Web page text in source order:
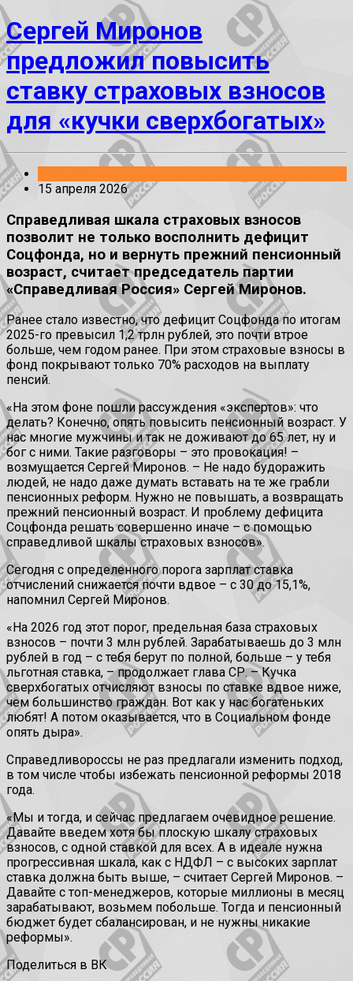
Сергей Миронов
предложил повысить
ставку страховых взносов
для «кучки сверхбогатых»
15 апреля 2026
Справедливая шкала страховых взносов
позволит не только восполнить дефицит
Соцфонда, но и вернуть прежний пенсионный
возраст, считает председатель партии
«Справедливая Россия» Сергей Миронов.
Ранее стало известно, что дефицит Соцфонда по итогам
2025-го превысил 1,2 трлн рублей, это почти втрое
больше, чем годом ранее. При этом страховые взносы в
фонд покрывают только 70% расходов на выплату
пенсий.
«На этом фоне пошли рассуждения «экспертов»: что
делать? Конечно, опять повысить пенсионный возраст. У
нас многие мужчины и так не доживают до 65 лет, ну и
бог с ними. Такие разговоры – это провокация! –
возмущается Сергей Миронов. – Не надо будоражить
людей, не надо даже думать вставать на те же грабли
пенсионных реформ. Нужно не повышать, а возвращать
прежний пенсионный возраст. И проблему дефицита
Соцфонда решать совершенно иначе – с помощью
справедливой шкалы страховых взносов».
Сегодня с определенного порога зарплат ставка
отчислений снижается почти вдвое – с 30 до 15,1%,
напомнил Сергей Миронов.
«На 2026 год этот порог, предельная база страховых
взносов – почти 3 млн рублей. Зарабатываешь до 3 млн
рублей в год – с тебя берут по полной, больше – у тебя
льготная ставка, – продолжает глава СР. – Кучка
сверхбогатых отчисляют взносы по ставке вдвое ниже,
чем большинство граждан. Вот как у нас богатеньких
любят! А потом оказывается, что в Социальном фонде
опять дыра».
Справедливороссы не раз предлагали изменить подход,
в том числе чтобы избежать пенсионной реформы 2018
года.
«Мы и тогда, и сейчас предлагаем очевидное решение.
Давайте введем хотя бы плоскую шкалу страховых
взносов, с одной ставкой для всех. А в идеале нужна
прогрессивная шкала, как с НДФЛ – с высоких зарплат
ставка должна быть выше, – считает Сергей Миронов. –
Давайте с топ-менеджеров, которые миллионы в месяц
зарабатывают, возьмем побольше. Тогда и пенсионный
бюджет будет сбалансирован, и не нужны никакие
реформы».
Поделиться в ВК